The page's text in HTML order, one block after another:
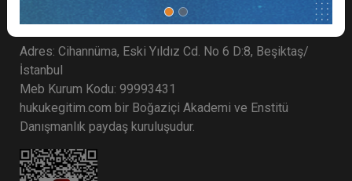
Adres: Cihannüma, Eski Yıldız Cd. No 6 D:8, Beşiktaş/
İstanbul
Meb Kurum Kodu: 99993431
hukukegitim.com bir Boğaziçi Akademi ve Enstitü
Danışmanlık paydaş kuruluşudur.